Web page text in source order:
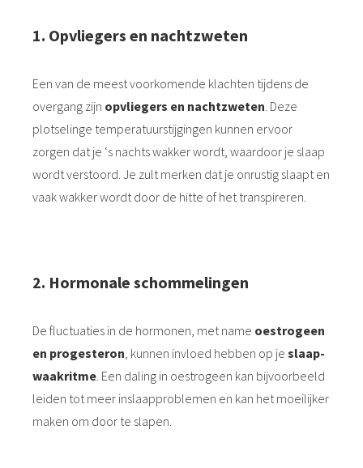
1.⁠ ⁠Opvliegers en nachtzweten
Een van de meest voorkomende klachten tijdens de
overgang zijn opvliegers en nachtzweten . Deze
plotselinge temperatuurstijgingen kunnen ervoor
zorgen dat je ‘s nachts wakker wordt, waardoor je slaap
wordt verstoord. Je zult merken dat je onrustig slaapt en
vaak wakker wordt door de hitte of het transpireren.
2.⁠ ⁠Hormonale schommelingen
De fluctuaties in de hormonen, met name oestrogeen
en progesteron , kunnen invloed hebben op je slaap-
waakritme . Een daling in oestrogeen kan bijvoorbeeld
leiden tot meer inslaapproblemen en kan het moeilijker
maken om door te slapen.